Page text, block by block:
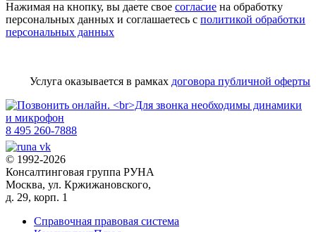
Нажимая на кнопку, вы даете свое согласие на обработку
персональных данных и соглашаетесь с политикой обработки
персональных данных
Услуга оказывается в рамках договора публичной оферты
8 495 260-7888
© 1992-2026
Консалтинговая группа РУНА
Москва, ул. Кржижановского,
д. 29, корп. 1
Справочная правовая система